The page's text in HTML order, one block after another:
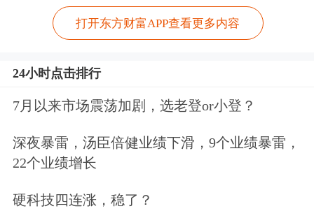
增长8.1%，疫情影响下的两年，平均增
速为5.1%。但在水皮看来，这一数据并
不理想，尤其是跟2020年相比。他解释
称，因为2020年完成了一个V字形的反
回升势头特别猛，很容易让人产生一种
打开东方财富APP查看更多内容
24小时点击排行
7月以来市场震荡加剧，选老登or小登？
深夜暴雷，汤臣倍健业绩下滑，9个业绩暴雷，
22个业绩增长
硬科技四连涨，稳了？